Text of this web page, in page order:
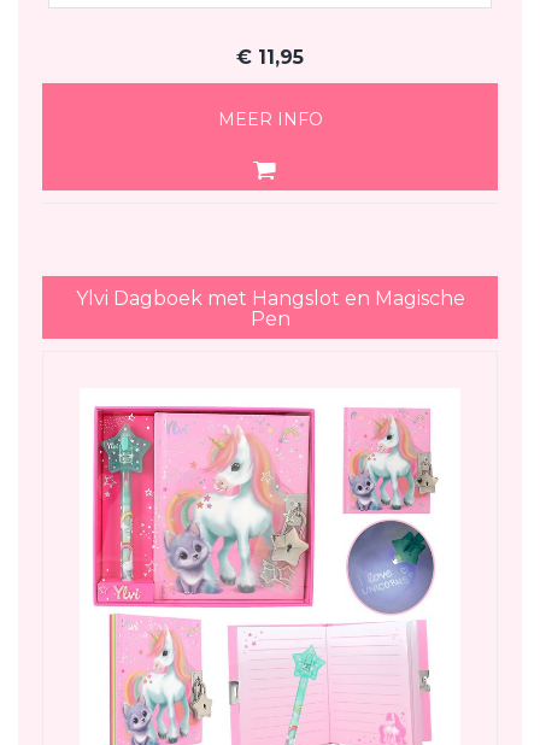
€ 11,95
MEER INFO
Ylvi Dagboek met Hangslot en Magische
Pen